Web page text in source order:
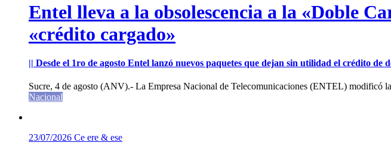
Entel lleva a la obsolescencia a la «Doble
«crédito cargado»
|| Desde el 1ro de agosto Entel lanzó nuevos paquetes que dejan sin utilidad el crédito de
Sucre, 4 de agosto (ANV).- La Empresa Nacional de Telecomunicaciones (ENTEL) modificó
Nacional
23/07/2026 Ce ere & ese